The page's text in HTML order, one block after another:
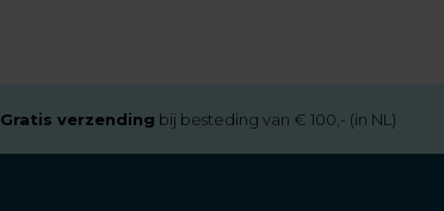
Gratis verzending bij besteding van € 100,- (in NL)